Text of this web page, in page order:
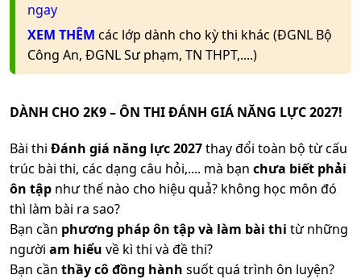
ngay
XEM THÊM các lớp dành cho kỳ thi khác (ĐGNL Bộ
Công An, ĐGNL Sư phạm, TN THPT,....)
DÀNH CHO 2K9 – ÔN THI ĐÁNH GIÁ NĂNG LỰC 2027!
Bài thi Đánh giá năng lực 2027thay đổi toàn bộ từ cấu
trúc bài thi, các dạng câu hỏi,.... mà bạn chưa biết phải
ôn tập như thế nào cho hiệu quả? không học môn đó
thì làm bài ra sao?
Bạn cần phương pháp ôn tập và làm bài thi từ những
người am hiểu về kì thi và đề thi?
Bạn cần thầy cô đồng hành suốt quá trình ôn luyện?